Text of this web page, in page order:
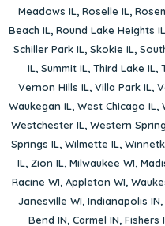
Meadows IL, Roselle IL,
Beach IL, Round Lake Heights IL
Schiller Park IL, Skokie IL,
IL, Summit IL, Third Lake IL,
Vernon Hills IL, Villa Park IL,
Waukegan IL, West Chicago IL,
Westchester IL, Western
Springs IL, Wilmette IL,
IL, Zion IL, Milwaukee WI,
Racine WI, Appleton WI,
Janesville WI, Indianapolis IN,
Bend IN, Carmel IN, Fishers